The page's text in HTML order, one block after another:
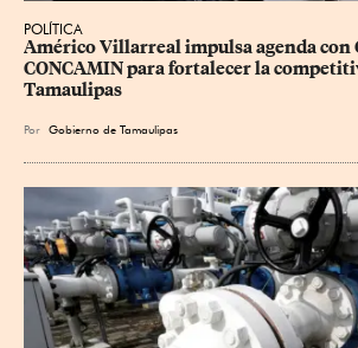
POLÍTICA
Américo Villarreal impulsa agenda con
CONCAMIN para fortalecer la
Tamaulipas
Por Gobierno de Tamaulipas